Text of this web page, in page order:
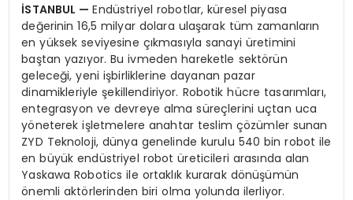
İSTANBUL —Endüstriyel robotlar, küresel piyasa
değerinin 16,5 milyar dolara ulaşarak tüm zamanların
en yüksek seviyesine çıkmasıyla sanayi üretimini
baştan yazıyor. Bu ivmeden hareketle sektörün
geleceği, yeni işbirliklerine dayanan pazar
dinamikleriyle şekillendiriyor. Robotik hücre tasarımları,
entegrasyon ve devreye alma süreçlerini uçtan uca
yöneterek işletmelere anahtar teslim çözümler sunan
ZYD Teknoloji, dünya genelinde kurulu 540 bin robot ile
en büyük endüstriyel robot üreticileri arasında alan
Yaskawa Robotics ile ortaklık kurarak dönüşümün
önemli aktörlerinden biri olma yolunda ilerliyor.